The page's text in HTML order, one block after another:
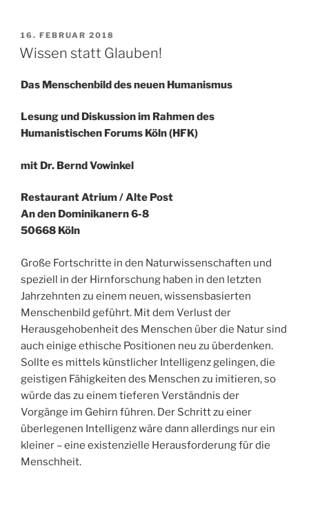
VERÖFFENTLICHT
AM
16. FEBRUAR 2018
Wissen statt Glauben!
Das Menschenbild des neuen Humanismus
Lesung und Diskussion im Rahmen des
Humanistischen Forums Köln (HFK)
mit Dr. Bernd Vowinkel
Restaurant Atrium / Alte Post
An den Dominikanern 6-8
50668 Köln
Große Fortschritte in den Naturwissenschaften und
speziell in der Hirnforschung haben in den letzten
Jahrzehnten zu einem neuen, wissensbasierten
Menschenbild geführt. Mit dem Verlust der
Herausgehobenheit des Menschen über die Natur sind
auch einige ethische Positionen neu zu überdenken.
Sollte es mittels künstlicher Intelligenz gelingen, die
geistigen Fähigkeiten des Menschen zu imitieren, so
würde das zu einem tieferen Verständnis der
Vorgänge im Gehirn führen. Der Schritt zu einer
überlegenen Intelligenz wäre dann allerdings nur ein
kleiner – eine existenzielle Herausforderung für die
Menschheit.